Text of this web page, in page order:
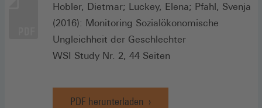
Hobler, Dietmar; Luckey, Elena; Pfahl, Svenja
(2016): Monitoring Sozialökonomische
Ungleichheit der Geschlechter
WSI Study Nr. 2, 44 Seiten
PDF herunterladen